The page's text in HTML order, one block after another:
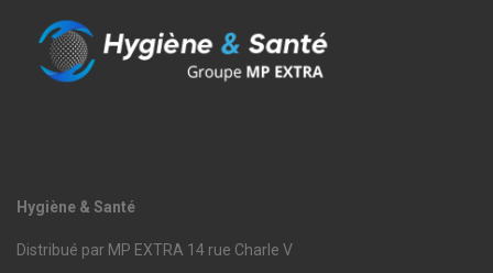
Hygiène & Santé
Distribué par MP EXTRA 14 rue Charle V